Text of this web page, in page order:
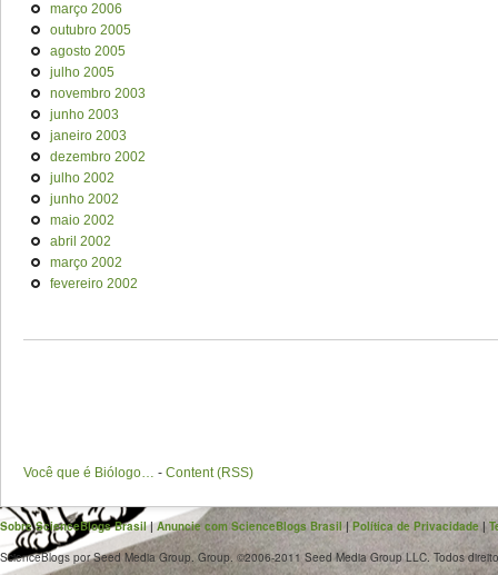
março 2006
outubro 2005
agosto 2005
julho 2005
novembro 2003
junho 2003
janeiro 2003
dezembro 2002
julho 2002
junho 2002
maio 2002
abril 2002
março 2002
fevereiro 2002
Você que é Biólogo… - Content (RSS)
Sobre ScienceBlogs Brasil|Anuncie com ScienceBlogs Brasil |Política de Privacidade|
ScienceBlogs por Seed Media Group. Group. ©2006-2011 Seed Media Group LLC. Todos